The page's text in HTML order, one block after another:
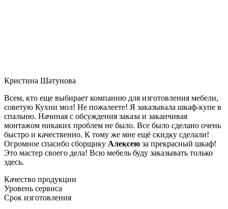
Кристина Шатунова
Всем, кто еще выбирает компанию для изготовления мебели,
советую Кухни мол! Не пожалеете! Я заказывала шкаф-купе в
спальню. Начиная с обсуждения заказа и заканчивая
монтажом никаких проблем не было. Все было сделано очень
быстро и качественно. К тому же мне ещё скидку сделали!
Огромное спасибо сборщику Алексею за прекрасный шкаф!
Это мастер своего дела! Всю мебель буду заказывать только
здесь.
Качество продукции
Уровень сервиса
Срок изготовления